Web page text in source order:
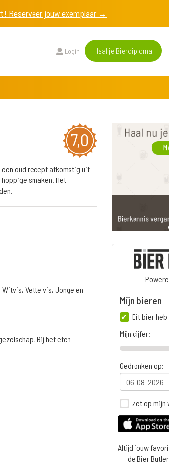
Reserveer jouw exemplaar →
Login Haal je Bierdiploma
7,0
een oud recept afkomstig uit
smaken. Het
Vette vis, Jonge en
Bij het eten
Mijn bieren
Dit bier heb
Mijn cijfer:
Gedronken op:
Zet op mijn
Altijd jouw
de Bier